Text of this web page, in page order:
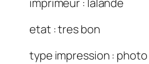
imprimeur : lalande
etat : tres bon
type impression : photo